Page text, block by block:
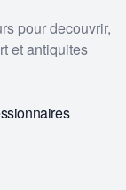
pour decouvrir,
et antiquites